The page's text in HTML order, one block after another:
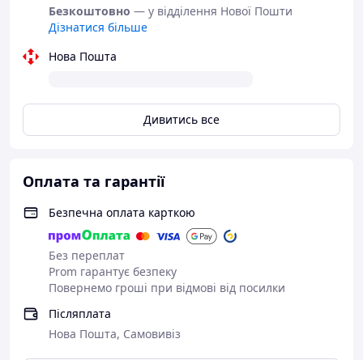
Безкоштовно — у відділення Нової Пошти
Дізнатися більше
Нова Пошта
Дивитись все
Оплата та гарантії
Безпечна оплата карткою
Без переплат
Prom гарантує безпеку
Повернемо гроші при відмові від посилки
Післяплата
Нова Пошта, Самовивіз